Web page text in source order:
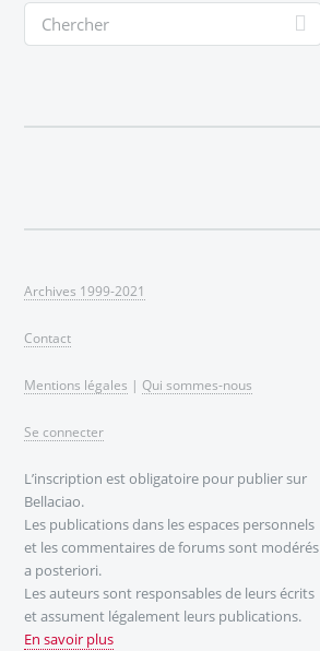
Archives 1999-2021
Contact
Mentions légales | Qui sommes-nous
Se connecter
L’inscription est obligatoire pour publier sur
Bellaciao.
Les publications dans les espaces personnels
et les commentaires de forums sont modérés
a posteriori.
Les auteurs sont responsables de leurs écrits
et assument légalement leurs publications.
En savoir plus